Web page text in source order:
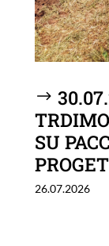
SU
26.07.2026